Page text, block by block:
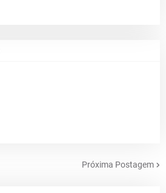
Próxima Postagem